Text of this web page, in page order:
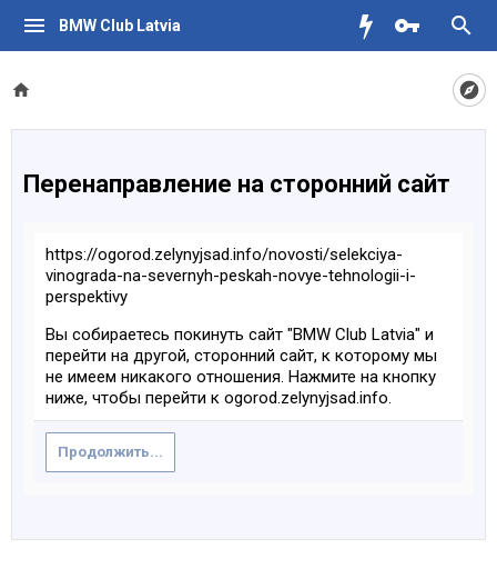
BMW Club Latvia
Перенаправление на сторонний сайт
https://ogorod.zelynyjsad.info/novosti/selekciya-
vinograda-na-severnyh-peskah-novye-tehnologii-i-
perspektivy
Вы собираетесь покинуть сайт "BMW Club Latvia" и
перейти на другой, сторонний сайт, к которому мы
не имеем никакого отношения. Нажмите на кнопку
ниже, чтобы перейти к ogorod.zelynyjsad.info.
Продолжить...